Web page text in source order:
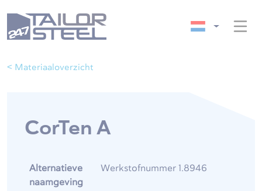
< Materiaaloverzicht
CorTen A
Alternatieve
naamgeving
Werkstofnummer 1.8946